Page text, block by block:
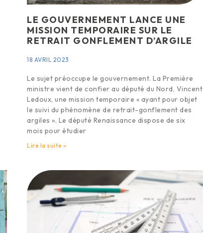
LE GOUVERNEMENT LANCE UNE
MISSION TEMPORAIRE SUR LE
RETRAIT GONFLEMENT D’ARGILE
18 AVRIL 2023
Le sujet préoccupe le gouvernement. La Première
ministre vient de confier au député du Nord, Vincent
Ledoux, une mission temporaire « ayant pour objet
le suivi du phénomène de retrait-gonflement des
argiles ». Le député Renaissance dispose de six
mois pour étudier
Lire la suite »